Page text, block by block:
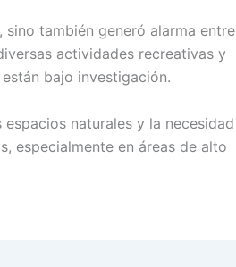
también generó alarma entre
actividades recreativas y
bajo investigación.
naturales y la necesidad
especialmente en áreas de alto